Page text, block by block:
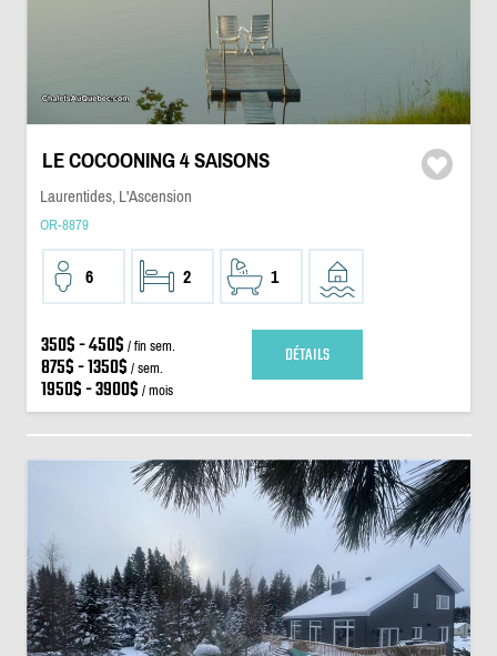
LE COCOONING 4 SAISONS
Laurentides, L'Ascension
OR-8879
6 2 1
350$ - 450$ / fin sem.
875$ - 1350$ / sem.
1950$ - 3900$ / mois
DÉTAILS